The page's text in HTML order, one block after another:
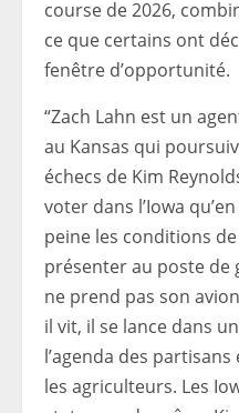
course de 2026,
ce que certains ont
fenêtre d’opportunité.
“Zach Lahn est un
au Kansas qui
échecs de Kim
voter dans l’Iowa
peine les conditions
présenter au poste de
ne prend pas son
il vit, il se lance dans
l’agenda des
les agriculteurs. Les